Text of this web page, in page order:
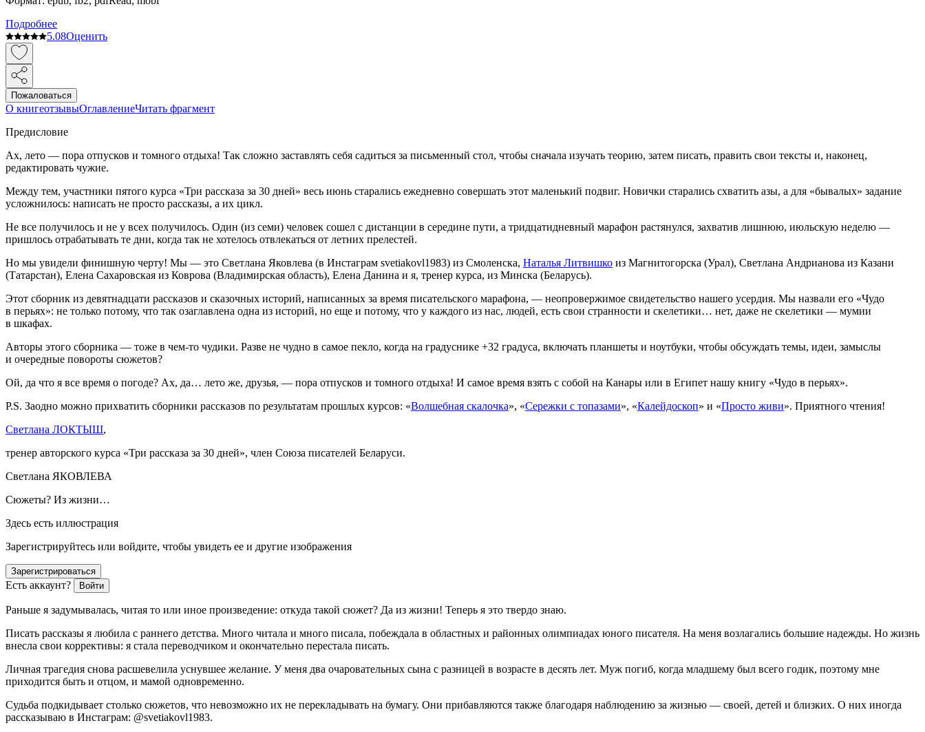
Подробнее
5.08Оценить
Пожаловаться
О книгеотзывыОглавлениеЧитать фрагмент
Предисловие
Ах, лето — пора отпусков и томного отдыха! Так сложно заставлять себя садиться за письменный стол, чтобы сначала изучать теорию, затем писать, править свои тексты и, наконец,
редактировать чужие.
Между тем, участники пятого курса «Три рассказа за 30 дней» весь июнь старались ежедневно совершать этот маленький подвиг. Новички старались схватить азы, а для «бывалых» задание
усложнилось: написать не просто рассказы, а их цикл.
Не все получилось и не у всех получилось. Один (из семи) человек сошел с дистанции в середине пути, а тридцатидневный марафон растянулся, захватив лишнюю, июльскую неделю —
пришлось отрабатывать те дни, когда так не хотелось отвлекаться от летних прелестей.
Но мы увидели финишную черту! Мы — это Светлана Яковлева (в Инстаграм svetiakovl1983) из Смоленска, Наталья Литвишко из Магнитогорска (Урал), Светлана Андрианова из Казани
(Татарстан), Елена Сахаровская из Коврова (Владимирская область), Елена Данина и я, тренер курса, из Минска (Беларусь).
Этот сборник из девятнадцати рассказов и сказочных историй, написанных за время писательского марафона, — неопровержимое свидетельство нашего усердия. Мы назвали его «Чудо
в перьях»: не только потому, что так озаглавлена одна из историй, но еще и потому, что у каждого из нас, людей, есть свои странности и скелетики… нет, даже не скелетики — мумии
в шкафах.
Авторы этого сборника — тоже в чем-то чудики. Разве не чудно в самое пекло, когда на градуснике +32 градуса, включать планшеты и ноутбуки, чтобы обсуждать темы, идеи, замыслы
и очередные повороты сюжетов?
Ой, да что я все время о погоде? Ах, да… лето же, друзья, — пора отпусков и томного отдыха! И самое время взять с собой на Канары или в Египет нашу книгу «Чудо в перьях».
P.S. Заодно можно прихватить сборники рассказов по результатам прошлых курсов: «Волшебная скалочка», «Сережки с топазами», «Калейдоскоп» и «Просто живи». Приятного чтения!
Светлана ЛОКТЫШ,
тренер авторского курса «Три рассказа за 30 дней», член Союза писателей Беларуси.
Светлана ЯКОВЛЕВА
Сюжеты? Из жизни…
Здесь есть иллюстрация
Зарегистрируйтесь или войдите, чтобы увидеть ее и другие изображения
Зарегистрироваться
Есть аккаунт? Войти
Раньше я задумывалась, читая то или иное произведение: откуда такой сюжет? Да из жизни! Теперь я это твердо знаю.
Писать рассказы я любила с раннего детства. Много читала и много писала, побеждала в областных и районных олимпиадах юного писателя. На меня возлагались большие надежды. Но жизнь
внесла свои коррективы: я стала переводчиком и окончательно перестала писать.
Личная трагедия снова расшевелила уснувшее желание. У меня два очаровательных сына с разницей в возрасте в десять лет. Муж погиб, когда младшему был всего годик, поэтому мне
приходится быть и отцом, и мамой одновременно.
Судьба подкидывает столько сюжетов, что невозможно их не перекладывать на бумагу. Они прибавляются также благодаря наблюдению за жизнью — своей, детей и близких. О них иногда
рассказываю в Инстаграм: @svetiakovl1983.